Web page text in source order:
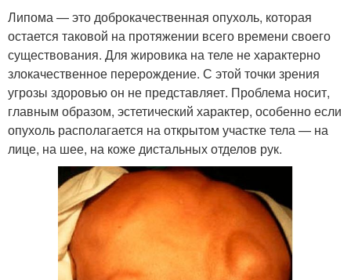
Липома — это доброкачественная опухоль, которая
остается таковой на протяжении всего времени своего
существования. Для жировика на теле не характерно
злокачественное перерождение. С этой точки зрения
угрозы здоровью он не представляет. Проблема носит,
главным образом, эстетический характер, особенно если
опухоль располагается на открытом участке тела — на
лице, на шее, на коже дистальных отделов рук.